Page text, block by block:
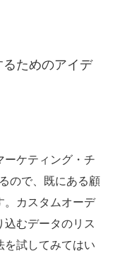
ためのアイデ
ーケティング・チ
ので、既にある顧
。カスタムオーデ
込むデータのリス
を試してみてはい